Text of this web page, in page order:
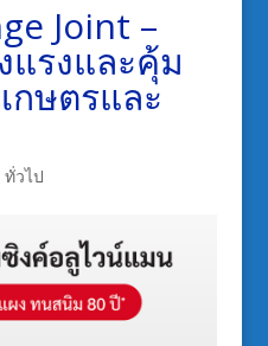
Joint –
แรงและคุ้ม
กษตรและ
ทั่วไป